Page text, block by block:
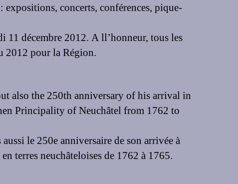
concerts, conférences, pique-
11 décembre 2012. A ll’honneur, tous les
2012 pour la Région.
also the 250th anniversary of his arrival in
Principality of Neuchâtel from 1762 to
le 250e anniversaire de son arrivée à
terres neuchâteloises de 1762 à 1765.